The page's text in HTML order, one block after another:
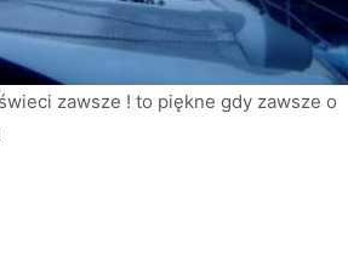
zawsze ! to piękne gdy zawsze o